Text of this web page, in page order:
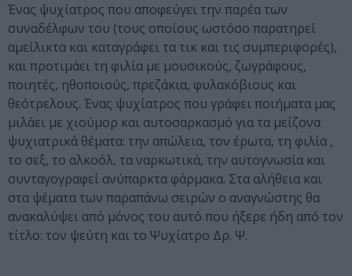
Ένας ψυχίατρος που αποφεύγει την παρέα των
συναδέλφων του (τους οποίους ωστόσο παρατηρεί
αμείλικτα και καταγράφει τα τικ και τις συμπεριφορές),
και προτιμάει τη φιλία με μουσικούς, ζωγράφους,
ποιητές, ηθοποιούς, πρεζάκια, φυλακόβιους και
θεότρελους. Ένας ψυχίατρος που γράφει ποιήματα μας
μιλάει με χιούμορ και αυτοσαρκασμό για τα μείζονα
ψυχιατρικά θέματα: την απώλεια, τον έρωτα, τη φιλία ,
το σεξ, το αλκοόλ, τα ναρκωτικά, την αυτογνωσία και
συνταγογραφεί ανύπαρκτα φάρμακα. Στα αλήθεια και
στα ψέματα των παραπάνω σειρών ο αναγνώστης θα
ανακαλύψει από μόνος του αυτό που ήξερε ήδη από τον
τίτλο: τον ψεύτη και το Ψυχίατρο Δρ. Ψ.